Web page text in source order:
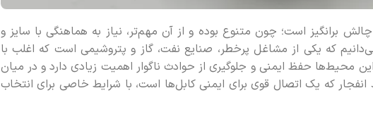
برانگیز است؛ چون متنوع بوده و از آن مهم‌تر، نیاز به هماهنگی با سایز و
که یکی از مشاغل پرخطر، صنایع نفت، گاز و پتروشیمی است که اغلب با
محیط‌ها حفظ ایمنی و جلوگیری از حوادث ناگوار اهمیت زیادی دارد و در میان
انفجار که یک اتصال قوی برای ایمنی کابل‌ها است، با شرایط خاصی برای انتخاب